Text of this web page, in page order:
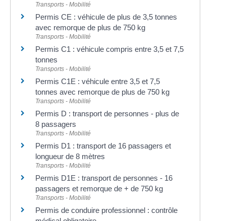
Transports - Mobilité
Permis CE : véhicule de plus de 3,5 tonnes
avec remorque de plus de 750 kg
Transports - Mobilité
Permis C1 : véhicule compris entre 3,5 et 7,5
tonnes
Transports - Mobilité
Permis C1E : véhicule entre 3,5 et 7,5
tonnes avec remorque de plus de 750 kg
Transports - Mobilité
Permis D : transport de personnes - plus de
8 passagers
Transports - Mobilité
Permis D1 : transport de 16 passagers et
longueur de 8 mètres
Transports - Mobilité
Permis D1E : transport de personnes - 16
passagers et remorque de + de 750 kg
Transports - Mobilité
Permis de conduire professionnel : contrôle